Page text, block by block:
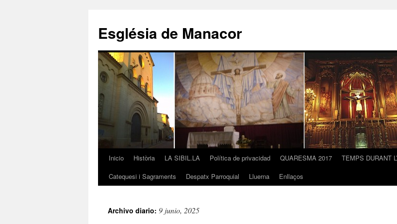
contenido
Església de Manacor
Inicio Història LA SIBIL.LA Política de privacidad QUARESMA 2017 TEMPS DURANT
Catequesi i Sagraments
Despatx Parroquial Lluerna Enllaços
Archivo diario: 9 junio, 2025